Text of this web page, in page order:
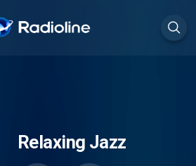
Relaxing Jazz